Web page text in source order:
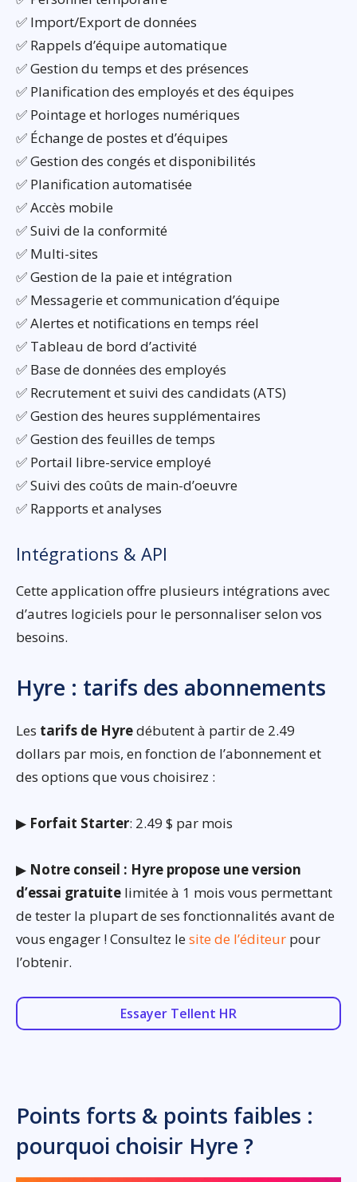
✅ Import/Export de données
✅ Rappels d’équipe automatique
✅ Gestion du temps et des présences
✅ Planification des employés et des équipes
✅ Pointage et horloges numériques
✅ Échange de postes et d’équipes
✅ Gestion des congés et disponibilités
✅ Planification automatisée
✅ Accès mobile
✅ Suivi de la conformité
✅ Multi-sites
✅ Gestion de la paie et intégration
✅ Messagerie et communication d’équipe
✅ Alertes et notifications en temps réel
✅ Tableau de bord d’activité
✅ Base de données des employés
✅ Recrutement et suivi des candidats (ATS)
✅ Gestion des heures supplémentaires
✅ Gestion des feuilles de temps
✅ Portail libre-service employé
✅ Suivi des coûts de main-d’oeuvre
✅ Rapports et analyses
Intégrations & API
Cette application offre plusieurs intégrations avec
d’autres logiciels pour le personnaliser selon vos
besoins.
Hyre : tarifs des abonnements
Les tarifs de Hyredébutent à partir de 2.49
dollars par mois, en fonction de l’abonnement et
des options que vous choisirez :
▶ Forfait Starter: 2.49 $ par mois
▶ Notre conseil : Hyre propose une version
d’essai gratuite limitée à 1 mois vous permettant
de tester la plupart de ses fonctionnalités avant de
vous engager ! Consultez lesite de l’éditeur pour
l’obtenir.
Essayer Tellent HR
Points forts & points faibles :
pourquoi choisir Hyre ?